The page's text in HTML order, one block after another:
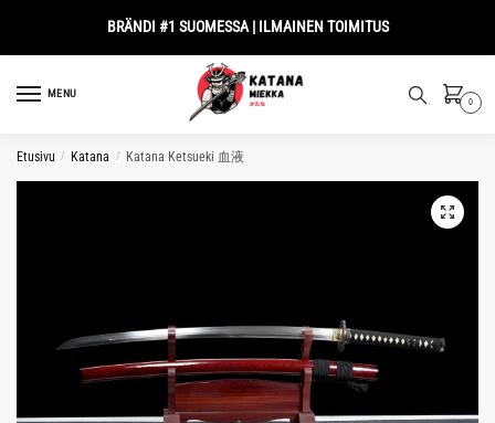
BRÄNDI #1 SUOMESSA | ILMAINEN TOIMITUS
MENU
0
Etusivu / Katana / Katana Ketsueki 血液